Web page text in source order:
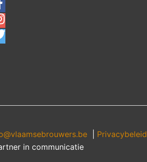
| Privacybeleid
in communicatie